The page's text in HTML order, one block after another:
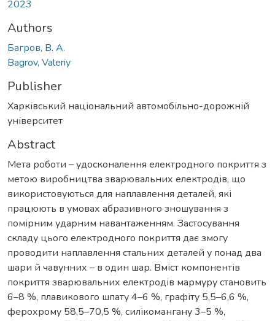
2023
Authors
Багров, В. А.
Bagrov, Valeriy
Publisher
Харківський національний автомобільно-дорожній
університет
Abstract
Мета роботи – удосконалення електродного покриття з
метою виробництва зварювальних електродів, що
використовуються для наплавлення деталей, які
працюють в умовах абразивного зношування з
помірним ударним навантаженням. Застосування
складу цього електродного покриття дає змогу
проводити наплавлення стальних деталей у понад два
шари й чавунних – в один шар. Вміст компонентів
покриття зварювальних електродів мармуру становить
6–8 %, плавикового шпату 4–6 %, графіту 5,5–6,6 %,
ферохрому 58,5–70,5 %, силікомангану 3–5 %,